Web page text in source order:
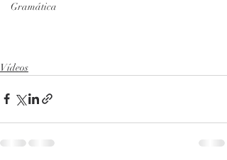
Gramática
Vídeos